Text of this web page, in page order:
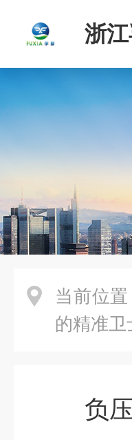
浙
当前位置
的精准卫
负